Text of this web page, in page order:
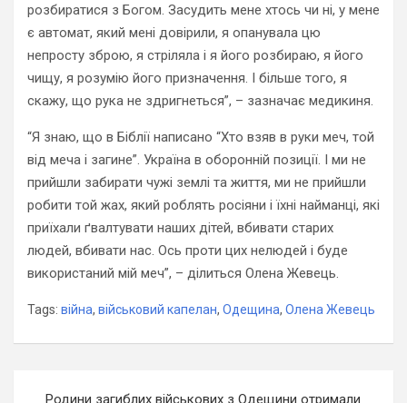
розбиратися з Богом. Засудить мене хтось чи ні, у мене
є автомат, який мені довірили, я опанувала цю
непросту зброю, я стріляла і я його розбираю, я його
чищу, я розумію його призначення. І більше того, я
скажу, що рука не здригнеться”, – зазначає медикиня.
“Я знаю, що в Біблії написано “Хто взяв в руки меч, той
від меча і загине”. Україна в оборонній позиції. І ми не
прийшли забирати чужі землі та життя, ми не прийшли
робити той жах, який роблять росіяни і їхні найманці, які
приїхали ґвалтувати наших дітей, вбивати старих
людей, вбивати нас. Ось проти цих нелюдей і буде
використаний мій меч”, – ділиться Олена Жевець.
Tags: війна, військовий капелан, Одещина, Олена Жевець
Родини загиблих військових з Одещини отримали